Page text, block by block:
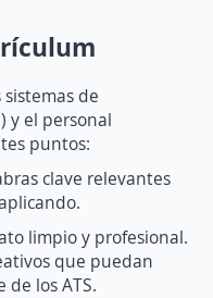
de
y el personal
puntos:
clave relevantes
limpio y profesional.
que puedan
los ATS.